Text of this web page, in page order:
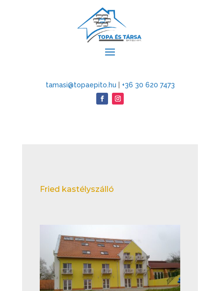
tamasi@topaepito.hu +36 30 620 7473
Fried kastélyszálló